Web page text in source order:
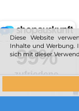
Diese Website
Inhalte und Werbung.
sich mit dieser